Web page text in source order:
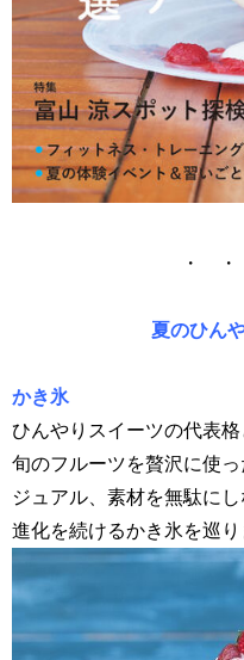
・
夏のひん
かき氷
ひんやりスイーツの代表
旬のフルーツを贅沢に使
ジュアル、素材を無駄に
進化を続けるかき氷を巡り